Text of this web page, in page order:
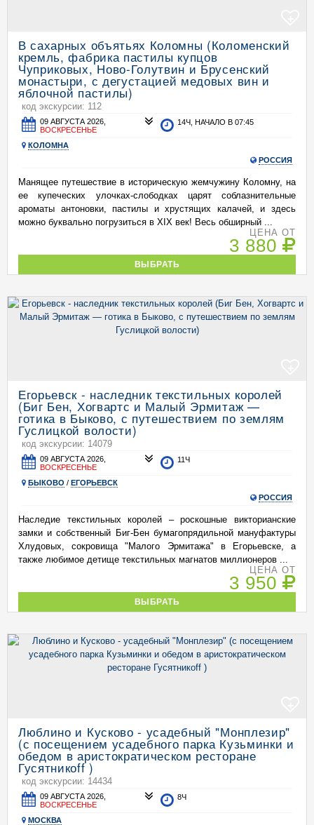
В сахарных объятьях Коломны (Коломенский
кремль, фабрика пастилы купцов
Чуприковых, Ново-Голутвин и Брусенский
монастыри, с дегустацией медовых вин и
яблочной пастилы)
код экскурсии: 112
09 АВГУСТА 2026,
ВОСКРЕСЕНЬЕ
14Ч, НАЧАЛО В 07:45
КОЛОМНА
РОССИЯ
Манящее путешествие в историческую жемчужину Коломну, на
ее купеческих улочках-слободках царят соблазнительные
ароматы антоновки, пастилы и хрустящих калачей, и здесь
можно буквально погрузиться в XIX век! Весь обширный ...
ЦЕНА ОТ
3 880
ВЫБРАТЬ
Егорьевск - наследник текстильных королей
(Биг Бен, Хогвартс и Малый Эрмитаж —
готика в Быково, с путешествием по землям
Гуслицкой волости)
код экскурсии: 14079
09 АВГУСТА 2026,
ВОСКРЕСЕНЬЕ
11Ч
БЫКОВО / ЕГОРЬЕВСК
РОССИЯ
Наследие текстильных королей – роскошные викторианские
замки и собственный Биг-Бен бумагопрядильной мануфактуры
Хлудовых, сокровища "Малого Эрмитажа" в Егорьевске, а
также любимое детище текстильных магнатов миллионеров ...
ЦЕНА ОТ
3 950
ВЫБРАТЬ
Люблино и Кусково - усадебный "Монплезир"
(с посещением усадебного парка Кузьминки и
обедом в аристократическом ресторане
Гусятникоff )
код экскурсии: 14434
09 АВГУСТА 2026,
ВОСКРЕСЕНЬЕ
8Ч
МОСКВА